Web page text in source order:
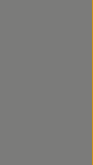
lammertzhof/
zu https://